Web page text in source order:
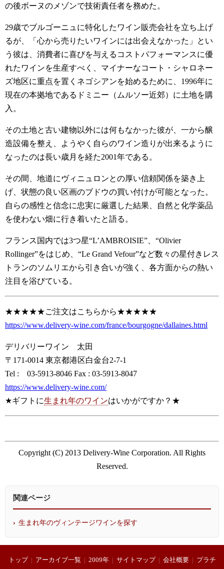
の後ボーヌのメゾンで技術責任者を務めた。
29歳でブルゴーニュに特化したワイン販売会社を立ち上げ
るが、「心から売りたいワインには出会えなかった」とい
う彼は、消費者に喜びを与えるコストパフォーマンスに優
れたワインを生産すべく、マイナーなコート・シャロネー
ズ地区に重点を置くネゴシアンを始めるために、1996年に
現在の本拠地であるドミニー（ムルソー近郊）に土地を購
入。
その土地と古い建物以外には何もなかった彼が、一から醸
造設備を整え、ようやく自らのワイン造りが出来るように
なったのは長い歳月を経た2001年である。
その間、地道にヴィニュロンとの厚い信頼関係を築き上
げ、状態の良い区画のブドウの買い付けが可能となった。
自らの感性と信念に忠実に厳選した結果、自然と化学薬品
を使わない畑に行き着いたと語る。
フランス国内では3つ星“L’AMBROISIE”、“Olivier
Rollinger”をはじめ、“Le Grand Vefour”など数々の星付きレス
トランのソムリエから引き合いが強く、各方面からの熱い
注目を浴びている。
★★★★★ご注文はこちらから★★★★★
https://www.delivery-wine.com/france/bourgogne/dallaines.html
デリバリーワイン 太田
〒171-0014 東京都港区白金台2-7-1
Tel : 03-5913-8046 Fax : 03-5913-8047
https://www.delivery-wine.com/
★ギフトに生まれ年のワインはいかがですか？★
Copyright (C) 2013 Delivery-Wine Corporation. All Rights
Reserved.
関連ページ
生まれ年のヴィンテージワインを探す
トップ | アーカイブ一覧 | 2009年 | サイトマップ | 会社概要 | プラチ